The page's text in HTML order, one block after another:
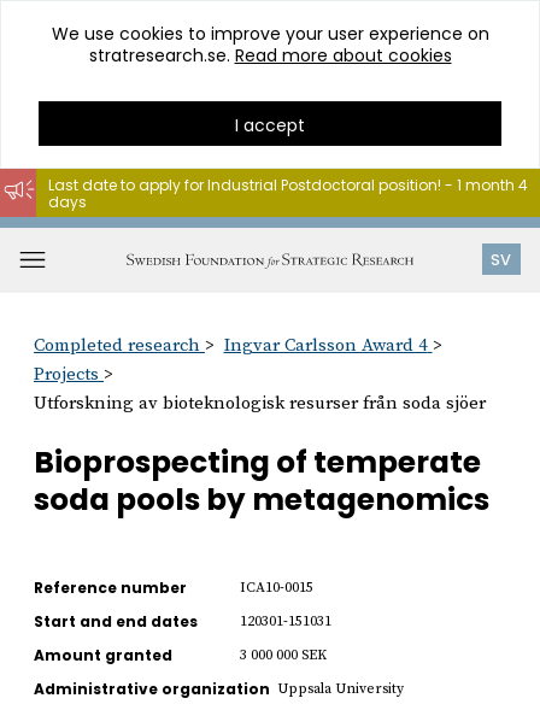
Go
content
We use cookies to improve your user experience on
stratresearch.se. Read more about cookies
I accept
SV
Last date to apply for Industrial Postdoctoral position! - 1 month 4
days
Completed research
Ingvar Carlsson Award 4
Projects
Utforskning av bioteknologisk resurser från soda sjöer
Bioprospecting of temperate
soda pools by metagenomics
Reference number ICA10-0015
Start and end dates 120301-151031
Amount granted 3 000 000 SEK
Administrative organization Uppsala University